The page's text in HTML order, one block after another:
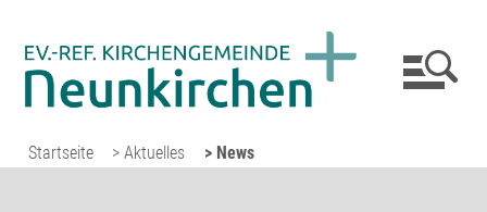
Startseite > Aktuelles > News